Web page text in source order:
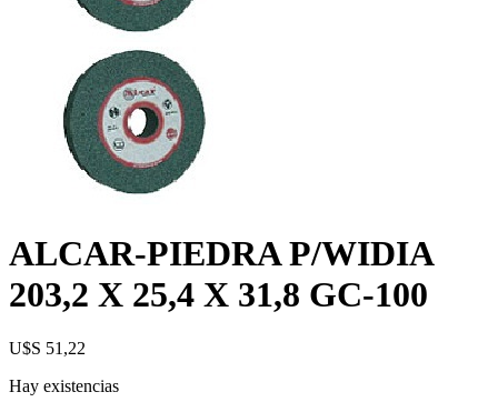
ALCAR-PIEDRA P/WIDIA
203,2 X 25,4 X 31,8 GC-100
U$S 51,22
Hay existencias